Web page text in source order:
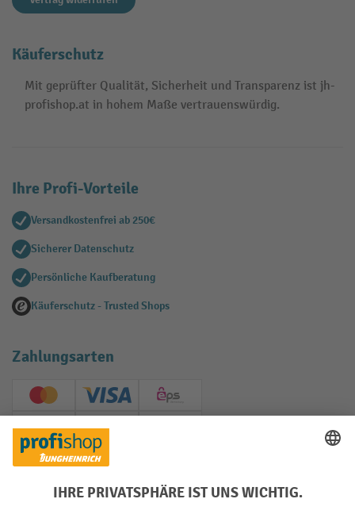
Käuferschutz
Mit geprüfter Qualität, Sicherheit und Transparenz ist jh-
profishop.at in hohem Maße vertrauenswürdig.
Ihre Profi-Vorteile
Versandkostenfrei ab 250€
Sicherer Datenschutz
Persönliche Kaufberatung
Käuferschutz - Trusted Shops
Zahlungsarten
Creditcard (Master)Creditcard (Visa)
EPS
PayPal
Soziale Netzwerke